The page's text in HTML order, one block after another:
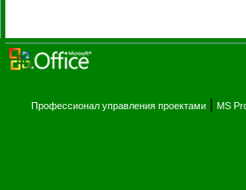
Профессионал управления проектами MS